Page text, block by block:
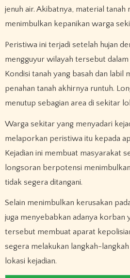
jenuh air. Akibatnya, material tanah
menimbulkan kepanikan warga
Peristiwa ini terjadi setelah hujan
mengguyur wilayah tersebut
Kondisi tanah yang basah dan labil
penahan tanah akhirnya runtuh.
menutup sebagian area di sekitar
Warga sekitar yang menyadari
melaporkan peristiwa itu kepada
Kejadian ini membuat masyarakat
longsoran berpotensi
tidak segera ditangani.
Selain menimbulkan kerusakan
juga menyebabkan adanya korban
tersebut membuat aparat
segera melakukan langkah-
lokasi kejadian.